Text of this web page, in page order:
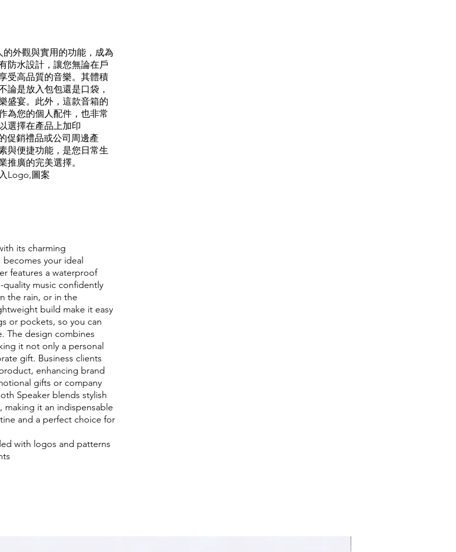
外觀與實用的功能，成為
防水設計，讓您無論在戶
受高品質的音樂。其體積
論是放入包包還是口袋，
盛宴。此外，這款音箱的
為您的個人配件，也非常
選擇在產品上加印
促銷禮品或公司周邊產
與便捷功能，是您日常生
推廣的完美選擇。
Logo,圖案
its charming
your ideal
features a waterproof
music confidently
the rain, or in the
build make it easy
or pockets, so you can
The design combines
it not only a personal
gift. Business clients
enhancing brand
gifts or company
Speaker blends stylish
making it an indispensable
and a perfect choice for
with logos and patterns